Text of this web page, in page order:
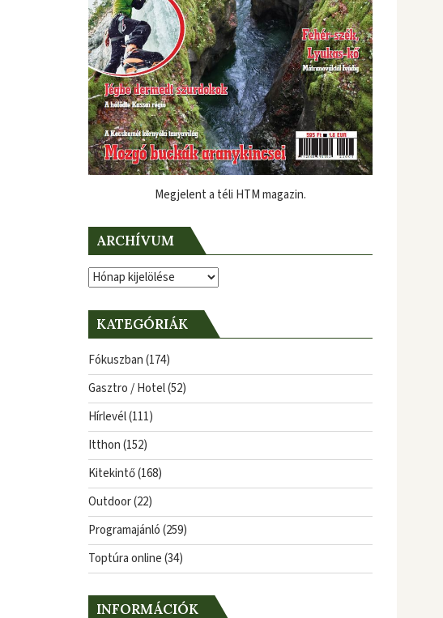
Megjelent a téli HTM magazin.
ARCHÍVUM
Archívum
KATEGÓRIÁK
Fókuszban(174)
Gasztro / Hotel(52)
Hírlevél(111)
Itthon(152)
Kitekintő(168)
Outdoor(22)
Programajánló(259)
Toptúra online(34)
INFORMÁCIÓK